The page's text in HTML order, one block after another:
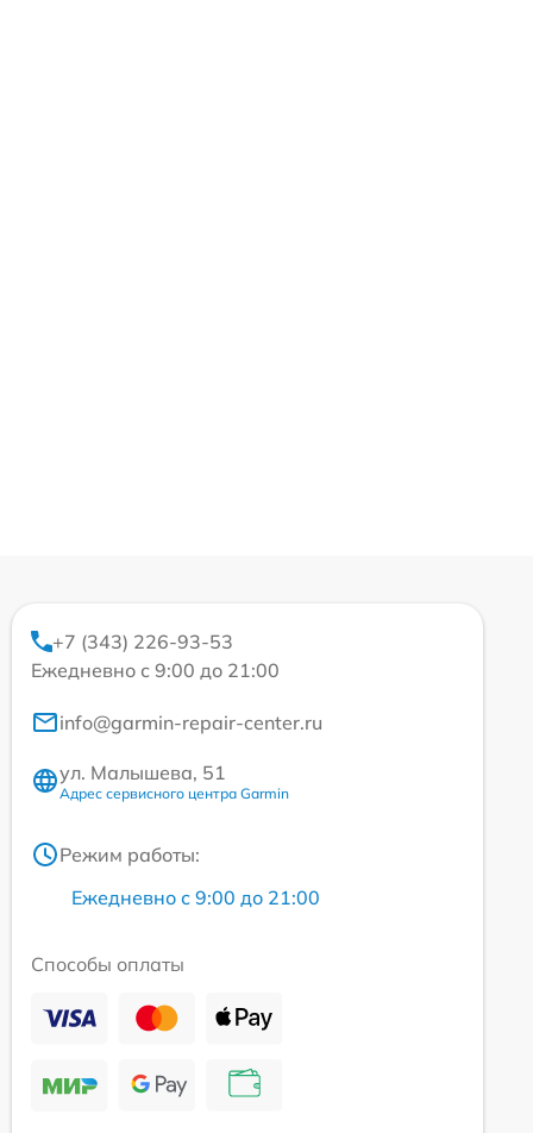
+7 (343) 226-93-53
Ежедневно с 9:00 до 21:00
info@garmin-repair-center.ru
ул. Малышева, 51
Адрес сервисного центра Garmin
Режим работы:
Ежедневно с 9:00 до 21:00
Способы оплаты